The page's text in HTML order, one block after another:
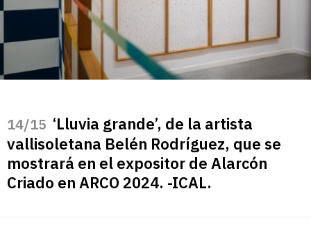
/15 ‘Lluvia grande’, de la artista
vallisoletana Belén Rodríguez, que se
mostrará en el expositor de Alarcón
Criado en ARCO 2024. -ICAL.